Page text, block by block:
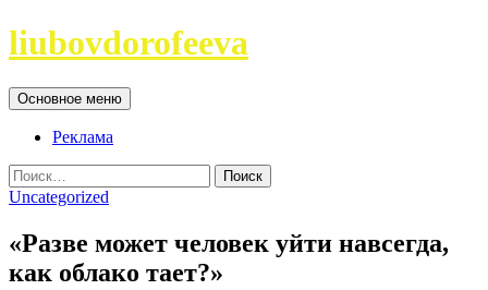
Перейти
к
liubovdorofeeva
Поиск
Основное меню
Реклама
Найти:
Uncategorized
«Разве может человек уйти навсегда,
как облако тает?»